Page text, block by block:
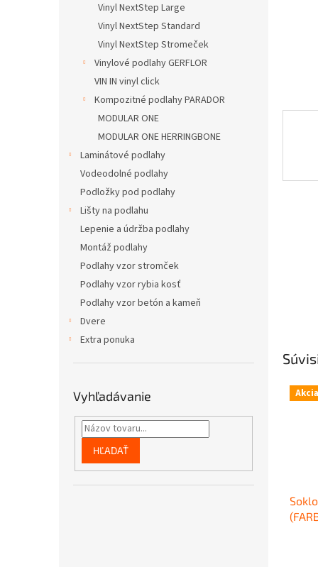
Vinyl NextStep Large
Vinyl NextStep Standard
Vinyl NextStep Stromeček
Vinylové podlahy GERFLOR
VIN IN vinyl click
Kompozitné podlahy PARADOR
MODULAR ONE
MODULAR ONE HERRINGBONE
Laminátové podlahy
Vodeodolné podlahy
Podložky pod podlahy
Lišty na podlahu
Lepenie a údržba podlahy
Montáž podlahy
Podlahy vzor stromček
Podlahy vzor rybia kosť
Podlahy vzor betón a kameň
Dvere
Extra ponuka
Vyhľadávanie
HĽADAŤ
Akcia